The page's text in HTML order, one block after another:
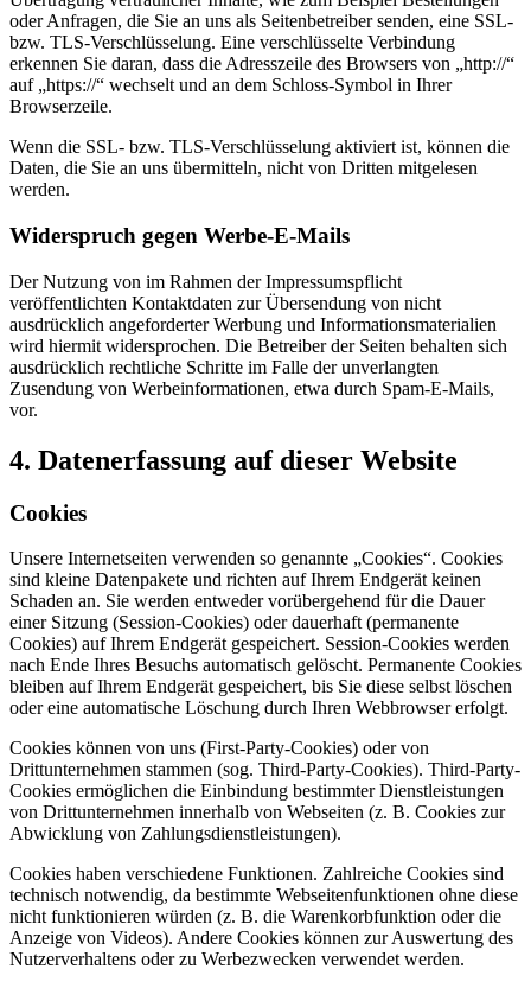
oder Anfragen, die Sie an uns als Seitenbetreiber senden, eine SSL-
bzw. TLS-Verschlüsselung. Eine verschlüsselte Verbindung
erkennen Sie daran, dass die Adresszeile des Browsers von „http://“
auf „https://“ wechselt und an dem Schloss-Symbol in Ihrer
Browserzeile.
Wenn die SSL- bzw. TLS-Verschlüsselung aktiviert ist, können die
Daten, die Sie an uns übermitteln, nicht von Dritten mitgelesen
werden.
Widerspruch gegen Werbe-E-Mails
Der Nutzung von im Rahmen der Impressumspflicht
veröffentlichten Kontaktdaten zur Übersendung von nicht
ausdrücklich angeforderter Werbung und Informationsmaterialien
wird hiermit widersprochen. Die Betreiber der Seiten behalten sich
ausdrücklich rechtliche Schritte im Falle der unverlangten
Zusendung von Werbeinformationen, etwa durch Spam-E-Mails,
vor.
4. Datenerfassung auf dieser Website
Cookies
Unsere Internetseiten verwenden so genannte „Cookies“. Cookies
sind kleine Datenpakete und richten auf Ihrem Endgerät keinen
Schaden an. Sie werden entweder vorübergehend für die Dauer
einer Sitzung (Session-Cookies) oder dauerhaft (permanente
Cookies) auf Ihrem Endgerät gespeichert. Session-Cookies werden
nach Ende Ihres Besuchs automatisch gelöscht. Permanente Cookies
bleiben auf Ihrem Endgerät gespeichert, bis Sie diese selbst löschen
oder eine automatische Löschung durch Ihren Webbrowser erfolgt.
Cookies können von uns (First-Party-Cookies) oder von
Drittunternehmen stammen (sog. Third-Party-Cookies). Third-Party-
Cookies ermöglichen die Einbindung bestimmter Dienstleistungen
von Drittunternehmen innerhalb von Webseiten (z. B. Cookies zur
Abwicklung von Zahlungsdienstleistungen).
Cookies haben verschiedene Funktionen. Zahlreiche Cookies sind
technisch notwendig, da bestimmte Webseitenfunktionen ohne diese
nicht funktionieren würden (z. B. die Warenkorbfunktion oder die
Anzeige von Videos). Andere Cookies können zur Auswertung des
Nutzerverhaltens oder zu Werbezwecken verwendet werden.